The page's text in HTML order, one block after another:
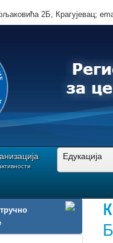
Едукација
2Б, Крагујевац;